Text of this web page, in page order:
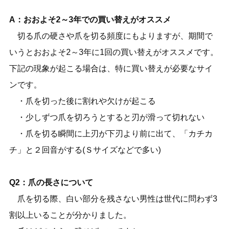
A：おおよそ2～3年での買い替えがオススメ
切る爪の硬さや爪を切る頻度にもよりますが、期間で
いうとおおよそ2～3年に1回の買い替えがオススメです。
下記の現象が起こる場合は、特に買い替えが必要なサイ
ンです。
・爪を切った後に割れや欠けが起こる
・少しずつ爪を切ろうとすると刃が滑って切れない
・爪を切る瞬間に上刃が下刃より前に出て、「カチカ
チ」と２回音がする(Ｓサイズなどで多い)
Q2：爪の長さについて
爪を切る際、白い部分を残さない男性は世代に問わず3
割以上いることが分かりました。